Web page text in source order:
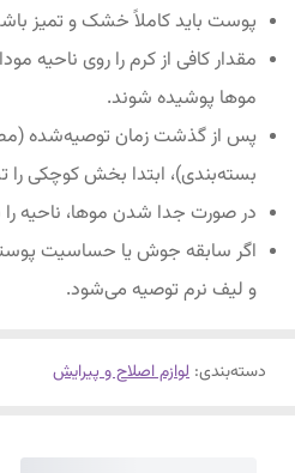
پوست باید کاملاً خشک و تمیز
مقدار کافی از کرم را روی ناحیه
موها پوشیده شوند.
پس از گذشت زمان توصیه‌شده
بسته‌بندی)، ابتدا بخش کوچکی
در صورت جدا شدن موها، ناحیه
اگر سابقه جوش یا حساسیت
و لیف نرم توصیه می‌شود.
دسته‌بندی: لوازم اصلاح و پیرایش